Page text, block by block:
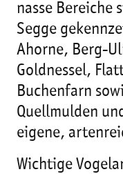
nasse Bereiche
Segge
Ahorne, Berg-
Goldnessel,
Buchenfarn
Quellmulden
eigene,
Wichtige